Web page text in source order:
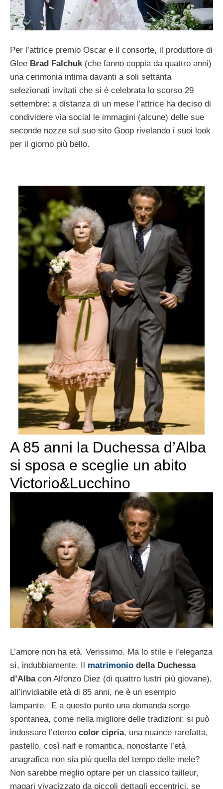
Per l’attrice premio Oscar e il consorte, il produttore di
Glee Brad Falchuk(che fanno coppia da quattro anni)
una cerimonia intima davanti a soli settanta
selezionati invitati che si è celebrata lo scorso 29
settembre: a distanza di un mese l’attrice ha deciso di
condividere via social le immagini (alcune) delle sue
seconde nozze sul suo sito Goop rivelando i suoi look
per il giorno più bello.
A 85 anni la Duchessa d’Alba
si sposa e sceglie un abito
Victorio&Lucchino
L’amore non ha età. Verissimo. Ma lo stile e l’eleganza
sì, indubbiamente. Il matrimonio della Duchessa
d’Albacon Alfonzo Diez (di quattro lustri più giovane),
all’invidiabile età di 85 anni, ne è un esempio
lampante. E a questo punto una domanda sorge
spontanea, come nella migliore delle tradizioni: si può
indossare l’etereo color cipria, una nuance rarefatta,
pastello, così naif e romantica, nonostante l’età
anagrafica non sia più quella del tempo delle mele?
Non sarebbe meglio optare per un classico tailleur,
magari vivacizzato da piccoli dettagli eccentrici, se